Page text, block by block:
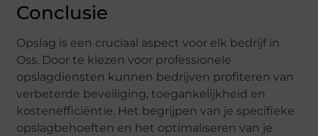
Conclusie
Opslag is een cruciaal aspect voor elk bedrijf in
Oss. Door te kiezen voor professionele
opslagdiensten kunnen bedrijven profiteren van
verbeterde beveiliging, toegankelijkheid en
kostenefficiëntie. Het begrijpen van je specifieke
opslagbehoeften en het optimaliseren van je